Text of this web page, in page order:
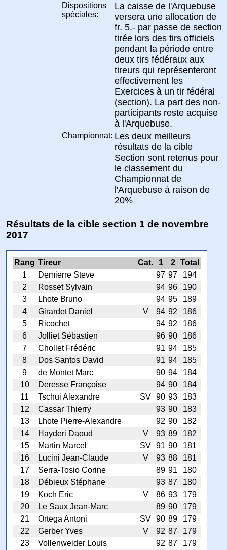
Dispositions
spéciales:
La caisse de l'Arquebuse
versera une allocation de
fr. 5.- par passe de section
tirée lors des tirs officiels
pendant la période entre
deux tirs fédéraux aux
tireurs qui représenteront
effectivement les
Exercices à un tir fédéral
(section). La part des non-
participants reste acquise
à l'Arquebuse.
Championnat: Les deux meilleurs
résultats de la cible
Section sont retenus pour
le classement du
Championnat de
l'Arquebuse à raison de
20%
Résultats de la cible section 1 de novembre
2017
Rang Tireur Cat. 1 2
Total
1
Demierre Steve 97 97
194
2
Rosset Sylvain 94 96
190
3
Lhote Bruno 94 95
189
4
Girardet Daniel V 94 92
186
5
Ricochet 94 92
186
6
Jolliet Sébastien 96 90
186
7
Chollet Frédéric 91 94
185
8
Dos Santos David 91 94
185
9
de Montet Marc 90 94
184
10
Deresse Françoise 94 90
184
11
Tschui Alexandre SV 90 93
183
12
Cassar Thierry 93 90
183
13
Lhote Pierre-Alexandre 92 90
182
14
Hayderi Daoud V 93 89
182
15
Martin Marcel SV 91 90
181
16
Lucini Jean-Claude V 93 88
181
17
Serra-Tosio Corine 89 91
180
18
Débieux Stéphane 93 87
180
19
Koch Eric V 86 93
179
20
Le Saux Jean-Marc 89 90
179
21
Ortega Antoni SV 90 89
179
22
Gerber Yves V 92 87
179
23
Vollenweider Louis 92 87
179